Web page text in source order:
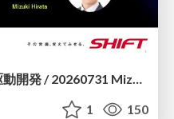
Issue設計から始める仕様駆動開発 / 20260731 Mizuki Hirata
1 150